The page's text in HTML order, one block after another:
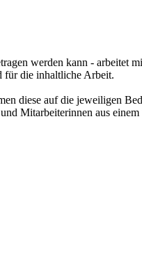
werden kann - arbeitet
für die inhaltliche Arbeit.
diese auf die jeweiligen
Mitarbeiterinnen aus